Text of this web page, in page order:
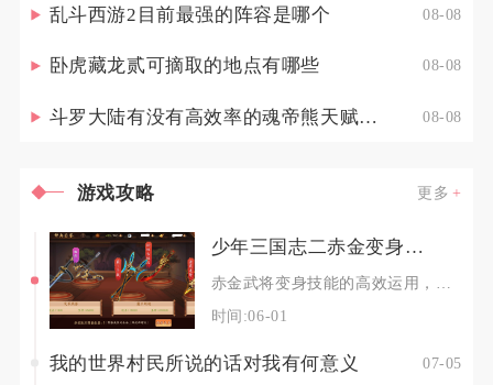
乱斗西游2目前最强的阵容是哪个 08-08
卧虎藏龙贰可摘取的地点有哪些 08-08
斗罗大陆有没有高效率的魂帝熊天赋点配置策略 08-08
游戏攻略 更多
少年三国志二赤金变身技能如何提高使用效果
时间:06-01
我的世界村民所说的话对我有何意义 07-05